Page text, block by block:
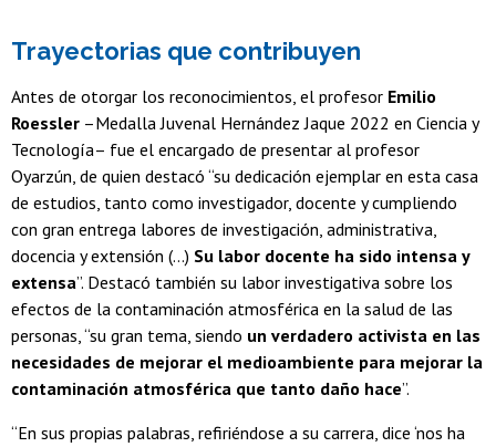
Trayectorias que contribuyen
Antes de otorgar los reconocimientos, el profesor Emilio
Roessler –Medalla Juvenal Hernández Jaque 2022 en Ciencia y
Tecnología– fue el encargado de presentar al profesor
Oyarzún, de quien destacó “su dedicación ejemplar en esta casa
de estudios, tanto como investigador, docente y cumpliendo
con gran entrega labores de investigación, administrativa,
docencia y extensión (...) Su labor docente ha sido intensa y
extensa”. Destacó también su labor investigativa sobre los
efectos de la contaminación atmosférica en la salud de las
personas, “su gran tema, siendo un verdadero activista en las
necesidades de mejorar el medioambiente para mejorar la
contaminación atmosférica que tanto daño hace”.
“En sus propias palabras, refiriéndose a su carrera, dice ‘nos ha